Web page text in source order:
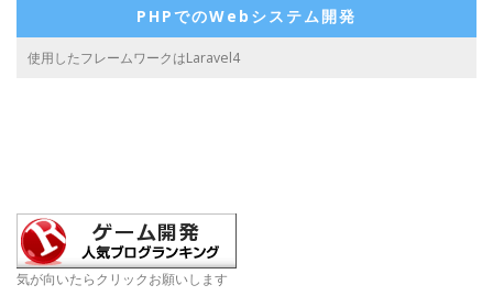
PHPでのWebシステム開発
使用したフレームワークはLaravel4
気が向いたらクリックお願いします